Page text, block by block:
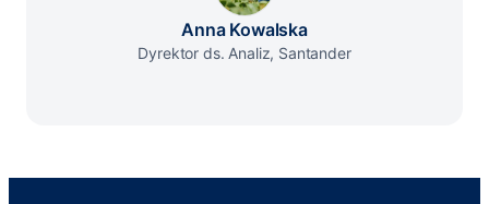
Anna Kowalska
Dyrektor ds. Analiz, Santander